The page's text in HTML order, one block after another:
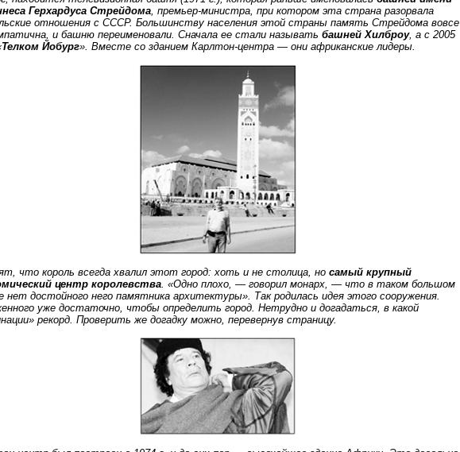
Герхардуса Стрейдома, премьер-министра, при котором эта страна разорвала
отношения с СССР. Большинству населения этой страны память Стрейдома вовсе
и башню переименовали. Сначала ее стали называть башней Хилброу, а с 2005
Телком Йобург». Вместе со зданием Карлтон-центра — они африканские лидеры.
что король всегда хвалил этот город: хоть и не столица, но самый крупный
центр королевства. «Одно плохо, — говорил монарх, — что в таком большом
нет достойного него памятника архитектуры». Так родилась идея этого сооружения.
уже достаточно, чтобы определить город. Нетрудно и догадаться, в какой
рекорд. Проверить же догадку можно, перевернув страницу.